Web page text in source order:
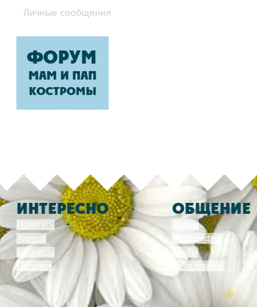
Личные сообщения
ИНТЕРЕСНО
Почитать
Адреса
Конкурсы
Пособия
ОБЩЕНИЕ
Форум
Фотографии
Клубы
Дети говорят